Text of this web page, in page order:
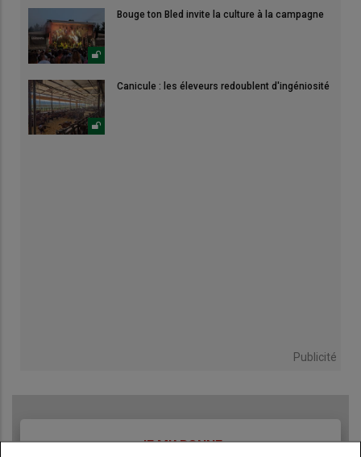
Bouge ton Bled invite la culture à la campagne
Canicule : les éleveurs redoublent d'ingéniosité
Publicité
TITRE JE M'ABONNE